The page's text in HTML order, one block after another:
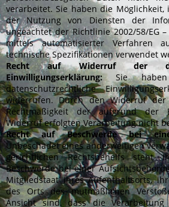
verarbeitet. Sie haben die Möglichkeit,
der Nutzung von Diensten der
ungeachtet der Richtlinie 2002/58/EG
mittels automatisierter Verfahren
technische Spezifikationen verwendet
Recht auf Widerruf der
Einwilligungserklärung:Sie
datenschutzrechtliche
widerrufen. Durch den Widerruf
Rechtmäßigkeit der aufgrund der
Widerruf erfolgten Verarbeitung nicht
Recht auf Beschwerde bei
Unbeschadet eines anderweitigen
gerichtlichen Rechtsbehelfs steht
Beschwerde bei einer
Mitgliedstaat ihres Aufenthaltsorts,
des Orts des mutmaßlichen
Ansicht sind, dass die